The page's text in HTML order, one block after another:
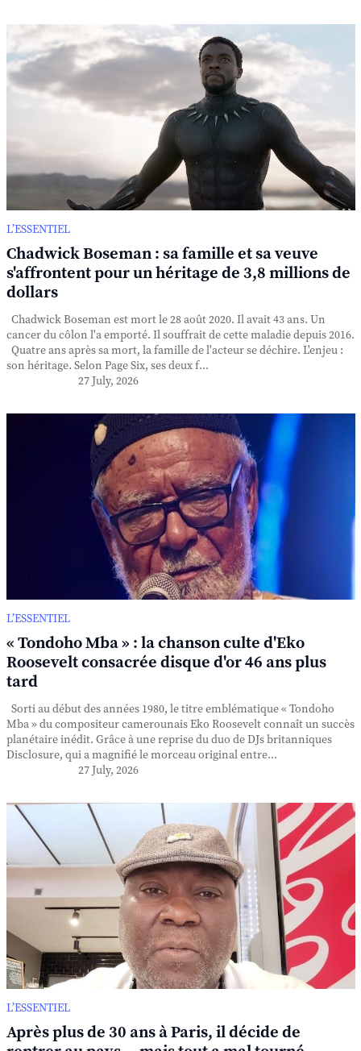
L’ESSENTIEL
Chadwick Boseman : sa famille et sa veuve
s'affrontent pour un héritage de 3,8 millions de
dollars
Chadwick Boseman est mort le 28 août 2020. Il avait 43 ans. Un
cancer du côlon l'a emporté. Il souffrait de cette maladie depuis 2016.
Quatre ans après sa mort, la famille de l'acteur se déchire. L'enjeu :
son héritage. Selon Page Six, ses deux f...
27 July, 2026
L’ESSENTIEL
« Tondoho Mba » : la chanson culte d'Eko
Roosevelt consacrée disque d'or 46 ans plus
tard
Sorti au début des années 1980, le titre emblématique « Tondoho
Mba » du compositeur camerounais Eko Roosevelt connaît un succès
planétaire inédit. Grâce à une reprise du duo de DJs britanniques
Disclosure, qui a magnifié le morceau original entre...
27 July, 2026
L’ESSENTIEL
Après plus de 30 ans à Paris, il décide de